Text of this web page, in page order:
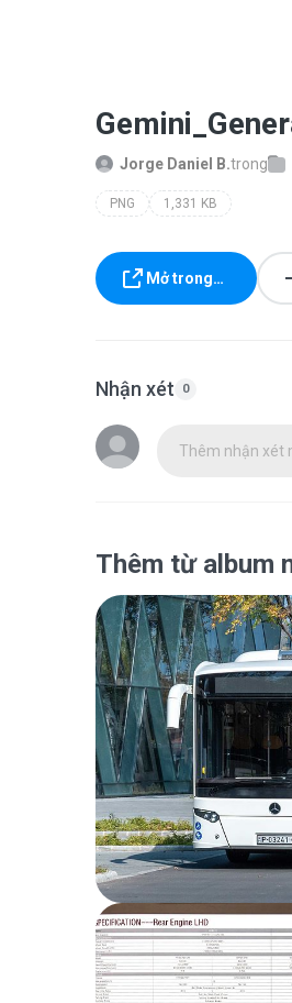
Jorge Daniel B.trong
PNG 1,331 KB
Mở trong…
Nhận xét 0
Thêm nhận xét
Thêm từ album